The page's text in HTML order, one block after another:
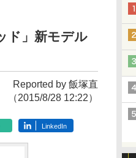
ド」新モデル
Reported by 飯塚直
（2015/8/28 12:22）
LinkedIn